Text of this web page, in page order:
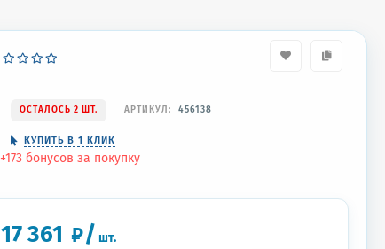
ОСТАЛОСЬ 2 ШТ. АРТИКУЛ: 456138
КУПИТЬ В 1 КЛИК
+173 бонусов за покупку
17 361 ₽/ шт.